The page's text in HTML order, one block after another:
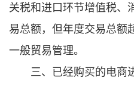
关税和进口环节增值税、
易总额，但年度交易总额
一般贸易管理。
三、已经购买的电商